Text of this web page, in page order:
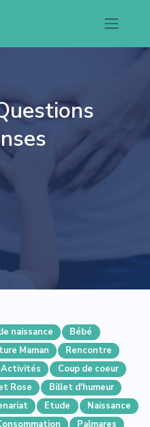
naissance
Bébé
Maman
Rencontre
Activités
Coup de coeur
Rose
Billet d'humeur
Etude
Naissance
Palmares